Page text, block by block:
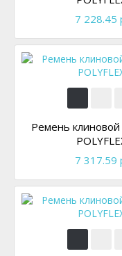
7 228.45
Ремень
7 317.59